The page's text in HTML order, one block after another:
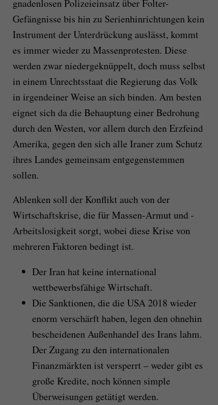
gnadenlosen Polizeieinsatz über Folter-
Gefängnisse bis hin zu Serienhinrichtungen kein
Instrument der Unterdrückung auslässt, kommt
es immer wieder zu Massenprotesten. Diese
werden zwar niedergeknüppelt, doch muss selbst
in einem Unrechtsstaat die Regierung das Volk
in irgendeiner Weise an sich binden. Am besten
eignet sich da die Behauptung einer Bedrohung
durch den Westen, vor allem durch den Erzfeind
Amerika, gegen den sich alle Iraner zum Schutz
ihres Landes gemeinsam entgegenstemmen
sollen.
Ablenken soll der Konflikt auch von der
Wirtschaftskrise, die für Massen-Armut und -
Arbeitslosigkeit sorgt, wobei diese Krise von
mehreren Faktoren bedingt ist.
Der Iran hat keine international
wettbewerbsfähige Wirtschaft.
Die Sanktionen, die die USA 2018 wieder
enorm verschärft haben, legen den ohnehin
bescheidenen Außenhandel des Irans lahm.
Der Zugang zu den internationalen
Finanzmärkten ist versperrt – weder gibt es
große Kredite, noch können simple
Überweisungen getätigt werden.